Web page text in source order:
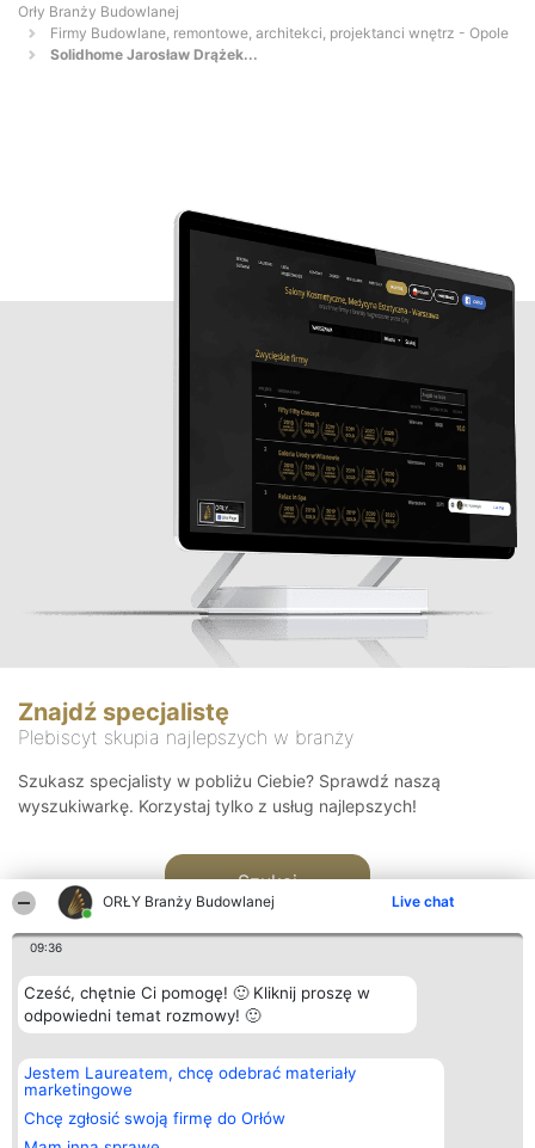
ORŁY Branży Budowlanej Live chat
09:36
Cześć, chętnie Ci pomogę! 🙂 Kliknij proszę w
odpowiedni temat rozmowy! 🙂
Jestem Laureatem, chcę odebrać materiały
marketingowe
Chcę zgłosić swoją firmę do Orłów
Orły Branży Budowlanej
Firmy Budowlane, remontowe, architekci, projektanci wnętrz - Opole
Solidhome Jarosław Drążek...
Znajdź specjalistę
Plebiscyt skupia najlepszych w branży
Szukasz specjalisty w pobliżu Ciebie? Sprawdź naszą
wyszukiwarkę. Korzystaj tylko z usług najlepszych!
Szukaj
Organizator plebiscytu
Bright Side Solutions sp. z o.
o. sp. k.
ul. Ruska 22
Wrocław 50-079
Plebiscyt
Laureaci
wszystkich
Laureatów
Kontakt
Kontakt